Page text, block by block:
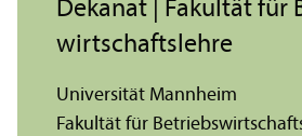
Dekanat | Fakultät für
wirtschafts­lehre
Universität Mannheim
Fakultät für